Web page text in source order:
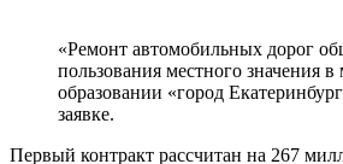
«Ремонт автомобильных дорог
пользования местного значения
образовании «город
заявке.
Первый контракт рассчитан на 267